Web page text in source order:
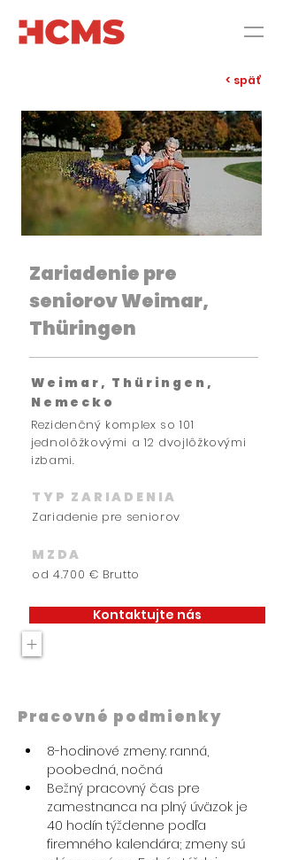
< späť
Zariadenie pre
seniorov Weimar,
Thüringen
Weimar, Thüringen,
Nemecko
Rezidenčný komplex so 101
jednolôžkovými a 12 dvojlôžkovými
izbami.
TYP ZARIADENIA
Zariadenie pre seniorov
MZDA
od 4.700 € Brutto
Kontaktujte nás
+
Pracovné podmienky
8-hodinové zmeny: ranná,
poobedná, nočná
Bežný pracovný čas pre
zamestnanca na plný úväzok je
40 hodín týždenne podľa
firemného kalendára; zmeny sú